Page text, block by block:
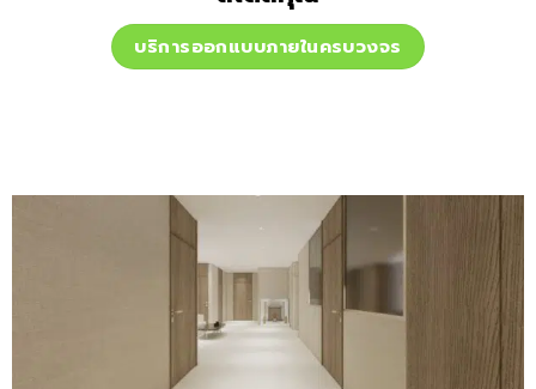
บริการออกแบบภายในครบวงจร